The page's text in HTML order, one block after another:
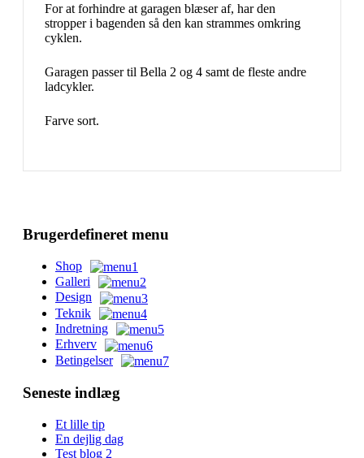
For at forhindre at garagen blæser af, har den
stropper i bagenden så den kan strammes omkring
cyklen.
Garagen passer til Bella 2 og 4 samt de fleste andre
ladcykler.
Farve sort.
Brugerdefineret menu
Shop
Galleri
Design
Teknik
Indretning
Erhverv
Betingelser
Seneste indlæg
Et lille tip
En dejlig dag
Test blog 2